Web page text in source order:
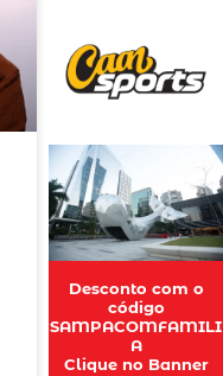
Desconto com o
código
SAMPACOMFAMILI
A
Clique no Banner